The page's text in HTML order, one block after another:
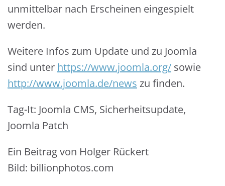
unmittelbar nach Erscheinen eingespielt
werden.
Weitere Infos zum Update und zu Joomla
sind unter https://www.joomla.org/ sowie
http://www.joomla.de/news zu finden.
Tag-It: Joomla CMS, Sicherheitsupdate,
Joomla Patch
Ein Beitrag von Holger Rückert
Bild: billionphotos.com